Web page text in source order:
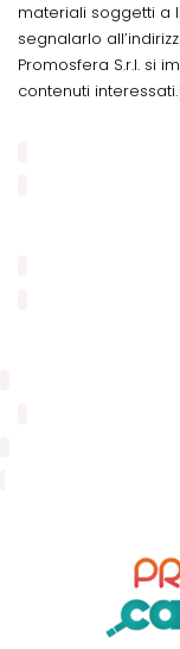
materiali soggetti a
segnalarlo
Promosfera S.r.l. si
contenuti interessati.